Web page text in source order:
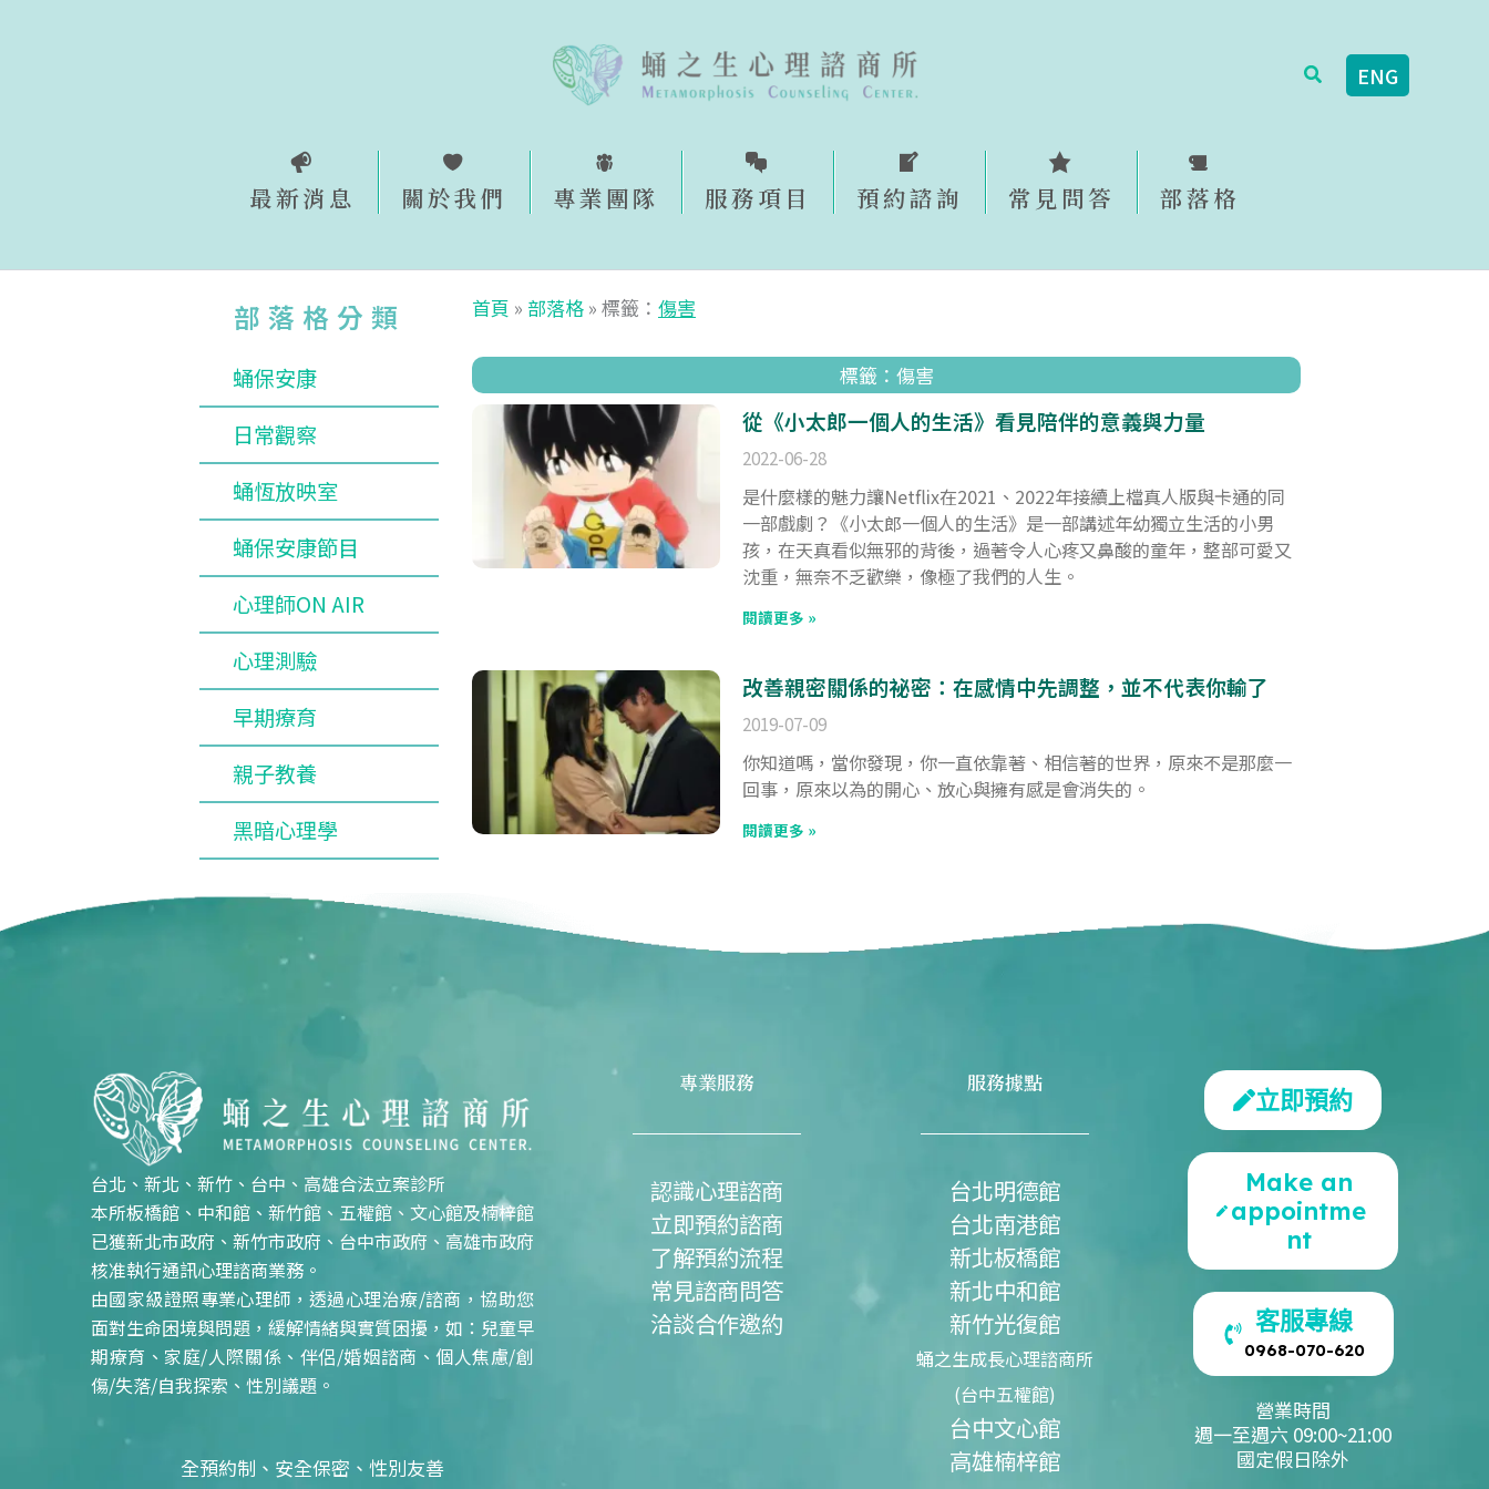
搜
ENG
最新消息 關於我們 專業團隊 服務項目 預約諮詢​ 常見問答 部落格
部落格分類
蛹保安康
日常觀察
蛹恆放映室
蛹保安康節目
心理師ON AIR
心理測驗
早期療育
親子教養
黑暗心理學
首頁 » 部落格 » 標籤： 傷害
標籤：傷害
從《小太郎一個人的生活》看見陪伴的意義與力量
2022-06-28
是什麼樣的魅力讓Netflix在2021、2022年接續上檔真人版與卡通的同
一部戲劇？《小太郎一個人的生活》是一部講述年幼獨立生活的小男
孩，在天真看似無邪的背後，過著令人心疼又鼻酸的童年，整部可愛又
沈重，無奈不乏歡樂，像極了我們的人生。
閱讀更多 »
改善親密關係的祕密：在感情中先調整，並不代表你輸了
2019-07-09
你知道嗎，當你發現，你一直依靠著、相信著的世界，原來不是那麼一
回事，原來以為的開心、放心與擁有感是會消失的。
閱讀更多 »
台北、新北、新竹、台中、高雄合法立案診所
本所板橋館、中和館、新竹館、五權館、文心館及楠梓館
已獲新北市政府、新竹市政府、台中市政府、高雄市政府
核准執行通訊心理諮商業務。
由國家級證照專業心理師，透過心理治療/諮商，協助您
面對生命困境與問題，緩解情緒與實質困擾，如：兒童早
期療育、家庭/人際關係、伴侶/婚姻諮商、個人焦慮/創
傷/失落/自我探索、性別議題。
全預約制、安全保密、性別友善
專業服務
認識心理諮商
立即預約諮商
了解預約流程
常見諮商問答
洽談合作邀約
服務據點
台北明德館
台北南港館
新北板橋館
新北中和館
新竹光復館
蛹之生成長心理諮商所
(台中五權館)
台中文心館
高雄楠梓館
立即預約
Make an
appointme
nt
客服專線
0968-070-620
營業時間
週一至週六 09:00~21:00
國定假日除外